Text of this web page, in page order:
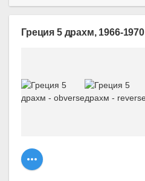
Греция 5 драхм, 1966-1970